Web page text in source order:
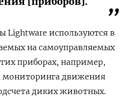
Lightware используются в
на самоуправляемых
приборах, например,
мониторинга движения
диких животных.